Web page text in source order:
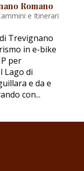
Romano
e Itinerari
Trevignano
in e-bike
per
Lago di
e da e
con...